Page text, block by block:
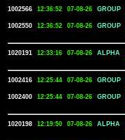
1002566 12:36:52 07-08-26 GROUP
1002550
12:36:52 07-08-26 GROUP
1020191 12:33:16 07-08-26 ALPHA
1002416 12:25:44 07-08-26 GROUP
1002400
12:25:44 07-08-26 GROUP
1020198 12:19:50 07-08-26 ALPHA